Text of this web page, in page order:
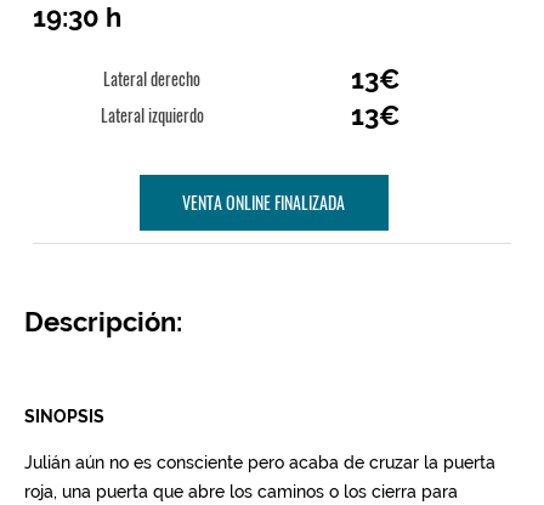
19:30 h
Lateral derecho 13€
Lateral izquierdo 13€
VENTA ONLINE FINALIZADA
Descripción: